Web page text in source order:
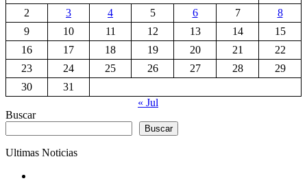
2 3 4 5 6 7
8
9
10 11 12 13 14
15
16
17 18 19 20 21
22
23
24 25 26 27 28
29
30
31
« Jul
Buscar
Buscar
Ultimas Noticias